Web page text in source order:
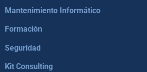
Mantenimiento Informático
Formación
Seguridad
Kit Consulting